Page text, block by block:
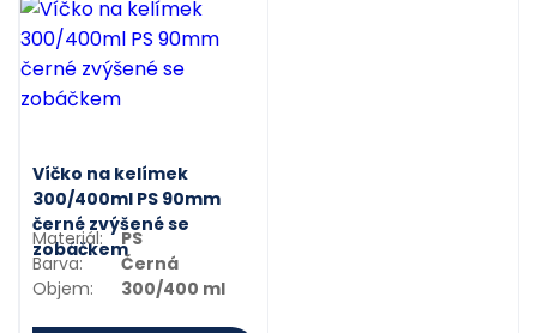
Víčko na kelímek
300/400ml PS 90mm
černé zvýšené se
zobáčkem
Materiál:
PS
Barva:
Černá
Objem:
300/400 ml